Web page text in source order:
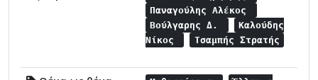
Παναγούλης Αλέκος
Βούλγαρης Δ.
Καλούδης
Νίκος
Τσαμπής Στρατής